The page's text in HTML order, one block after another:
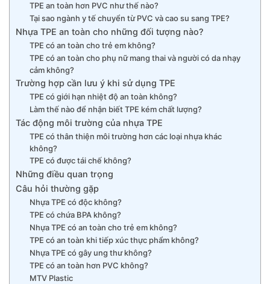
TPE an toàn hơn PVC như thế nào?
Tại sao ngành y tế chuyển từ PVC và cao su sang TPE?
Nhựa TPE an toàn cho những đối tượng nào?
TPE có an toàn cho trẻ em không?
TPE có an toàn cho phụ nữ mang thai và người có da nhạy
cảm không?
Trường hợp cần lưu ý khi sử dụng TPE
TPE có giới hạn nhiệt độ an toàn không?
Làm thế nào để nhận biết TPE kém chất lượng?
Tác động môi trường của nhựa TPE
TPE có thân thiện môi trường hơn các loại nhựa khác
không?
TPE có được tái chế không?
Những điều quan trọng
Câu hỏi thường gặp
Nhựa TPE có độc không?
TPE có chứa BPA không?
Nhựa TPE có an toàn cho trẻ em không?
TPE có an toàn khi tiếp xúc thực phẩm không?
Nhựa TPE có gây ung thư không?
TPE có an toàn hơn PVC không?
MTV Plastic